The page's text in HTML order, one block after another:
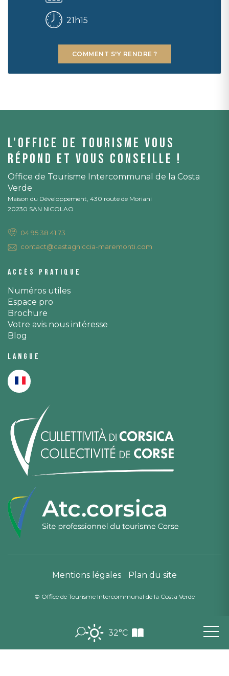
32°C
21h15
COMMENT S'Y RENDRE ?
L'office de tourisme vous
répond et vous conseille !
Office de Tourisme Intercommunal de la Costa
Verde
Maison du Développement, 430 route de Moriani
20230 SAN NICOLAO
04 95 38 41 73
contact@castagniccia-maremonti.com
Accès pratique
Numéros utiles
Espace pro
Brochure
Votre avis nous intéresse
Blog
Langue
Mentions légales Plan du site
© Office de Tourisme Intercommunal de la Costa Verde